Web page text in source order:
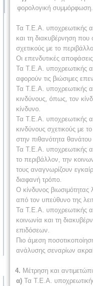
φορολογική συμμόρφωση.
Τα Τ.Ε.Α. υποχρεωτικής
και τη διακυβέρνηση που
σχετικούς με το
Οι επενδυτικές
Τα Τ.Ε.Α. υποχρεωτικής
αφορούν τις βιώσιμες
Τα Τ.Ε.Α. υποχρεωτικής
κινδύνους, όπως, τον
κίνδυνο.
Τα Τ.Ε.Α. υποχρεωτικής
κινδύνους σχετικούς με
στην πιθανότητα
Τα Τ.Ε.Α. υποχρεωτικής
το περιβάλλον, την
τους ανα­γνωρίζουν
διαφανή τρόπο.
Ο κίνδυνος βιωσιμότητας
από τον υπεύθυνο της
Τα Τ.Ε.Α. υποχρεωτικής
κοινωνία και τη
επιδόσεων.
Πιο άμεση
ανάλυσης σεναρίων
4. Μέτρηση και
α) Τα Τ.Ε.Α. υποχρεωτικής